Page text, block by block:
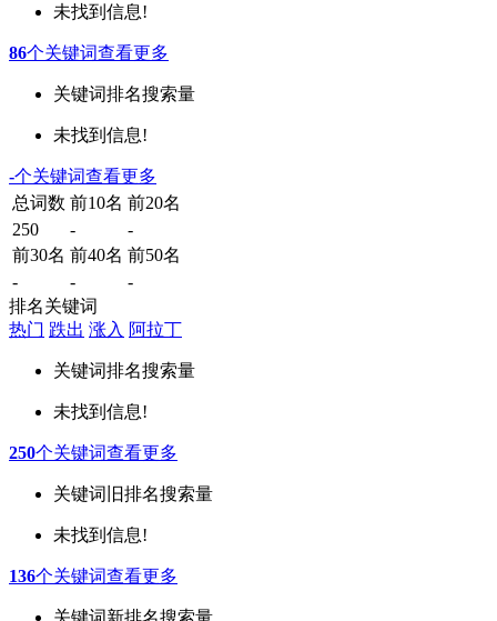
未找到信息!
86个关键词查看更多
关键词排名搜索量
未找到信息!
-个关键词查看更多
总词数 前10名 前20名
250
-
-
前30名 前40名 前50名
-
-
-
排名关键词
热门 跌出 涨入 阿拉丁
关键词排名搜索量
未找到信息!
250个关键词查看更多
关键词 旧排名搜索量
未找到信息!
136个关键词查看更多
关键词新排名搜索量